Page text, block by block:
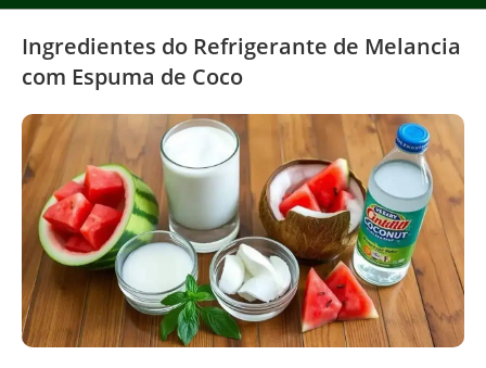
Ingredientes do Refrigerante de Melancia
com Espuma de Coco